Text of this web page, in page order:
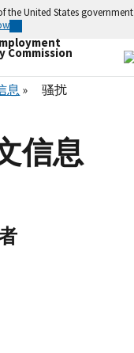
the United States government
Commission
息 骚扰
信息